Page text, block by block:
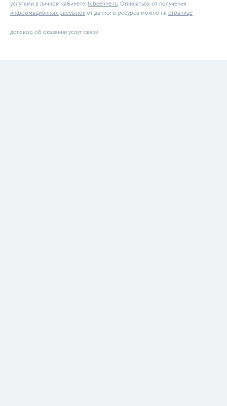
услугами в личнoм кaбинeтe:
lk.bееlinе.ru. Отписаться от получения
информационных рассылок от данного ресурса можно на странице
договор об оказании услуг связи